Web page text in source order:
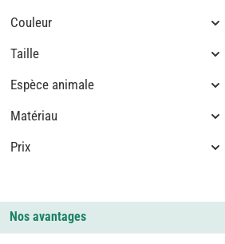
Couleur
Taille
Espèce animale
Matériau
Prix
Nos avantages